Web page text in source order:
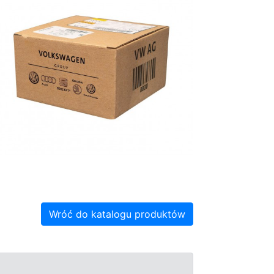
Wróć do katalogu produktów